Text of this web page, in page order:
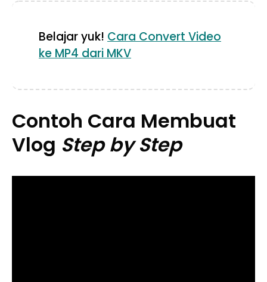
Belajar yuk! Cara Convert Video
ke MP4 dari MKV
Contoh Cara Membuat
Vlog Step by Step